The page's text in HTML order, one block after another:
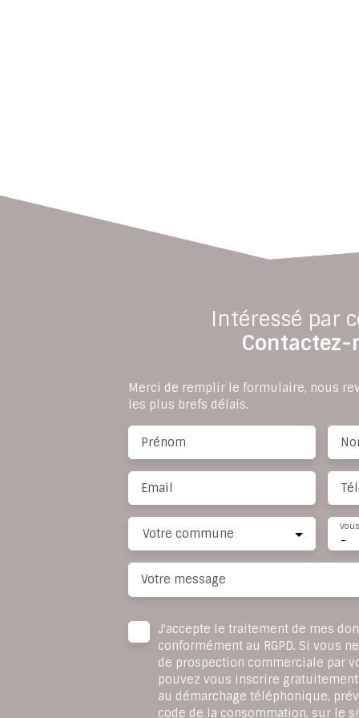
Intéressé par
Contactez-
Merci de remplir le formulaire, nous
les plus brefs délais.
Prénom
Email
Votre commune -
Votre message
J'accepte le traitement de mes
conformément au RGPD. Si vous
de prospection commerciale par
pouvez vous inscrire
au démarchage téléphonique,
code de la consommation, sur le